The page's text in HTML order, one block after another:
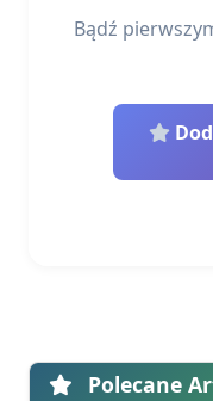
Bądź
Polecane